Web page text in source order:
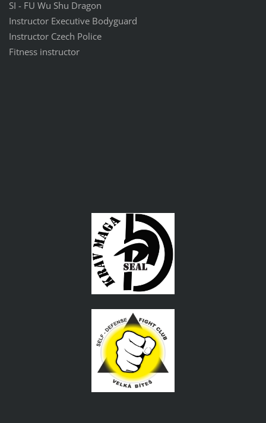
SI - FU Wu Shu Dragon
Instructor Executive Bodyguard
Instructor Czech Police
Fitness instructor